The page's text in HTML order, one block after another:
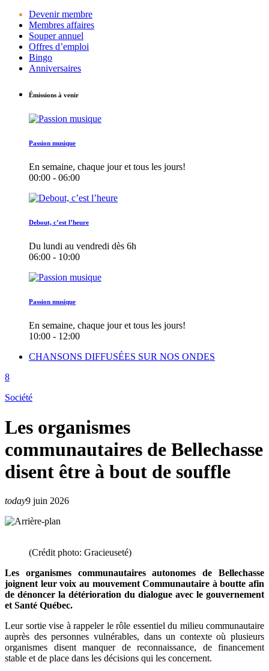
Devenir membre
Membres affaires
Souper annuel
Offres d’emploi
Bingo
Anniversaires
Émissions à venir
Passion musique
En semaine, chaque jour et tous les jours!
00:00 - 06:00
Debout, c’est l’heure
Du lundi au vendredi dès 6h
06:00 - 10:00
Passion musique
En semaine, chaque jour et tous les jours!
10:00 - 12:00
CHANSONS DIFFUSÉES SUR NOS ONDES
Société
Les organismes
communautaires de Bellechasse
disent être à bout de souffle
today9 juin 2026
(Crédit photo: Gracieuseté)
Les organismes communautaires autonomes de Bellechasse
joignent leur voix au mouvement Communautaire à boutte afin
de dénoncer la détérioration du dialogue avec le gouvernement
et Santé Québec.
Leur sortie vise à rappeler le rôle essentiel du milieu communautaire
auprès des personnes vulnérables, dans un contexte où plusieurs
organismes disent manquer de reconnaissance, de financement
stable et de place dans les décisions qui les concernent.